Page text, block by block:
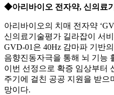
◆아리바이오 전자약, 신의료
아리바이오의 치매 전자약
신의료기술평가 길라잡이 서
GVD-01은 40Hz 감마파 기반
음향진동자극을 통해 뇌 기능
이번 선정으로 확증 임상부터
주기에 걸친 공공 지원을 받으
망이다.